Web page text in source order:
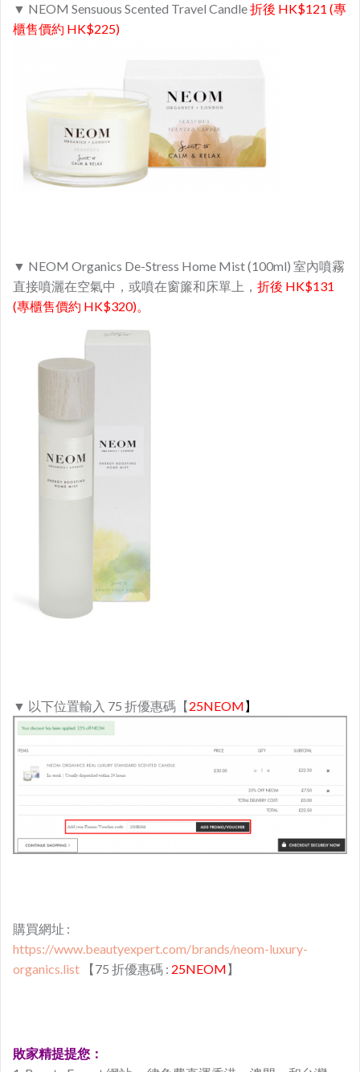
▼ NEOM Sensuous Scented Travel Candle折後 HK$121 (專
櫃售價約 HK$225)
▼ NEOM Organics De-Stress Home Mist (100ml) 室內噴霧
直接噴灑在空氣中，或噴在窗簾和床單上， 折後 HK$131
(專櫃售價約 HK$320)。
▼ 以下位置輸入 75 折優惠碼【25NEOM】
購買網址 :
https://www.beautyexpert.com/brands/neom-luxury-
organics.list 【75 折優惠碼 : 25NEOM】
敗家精提提您：